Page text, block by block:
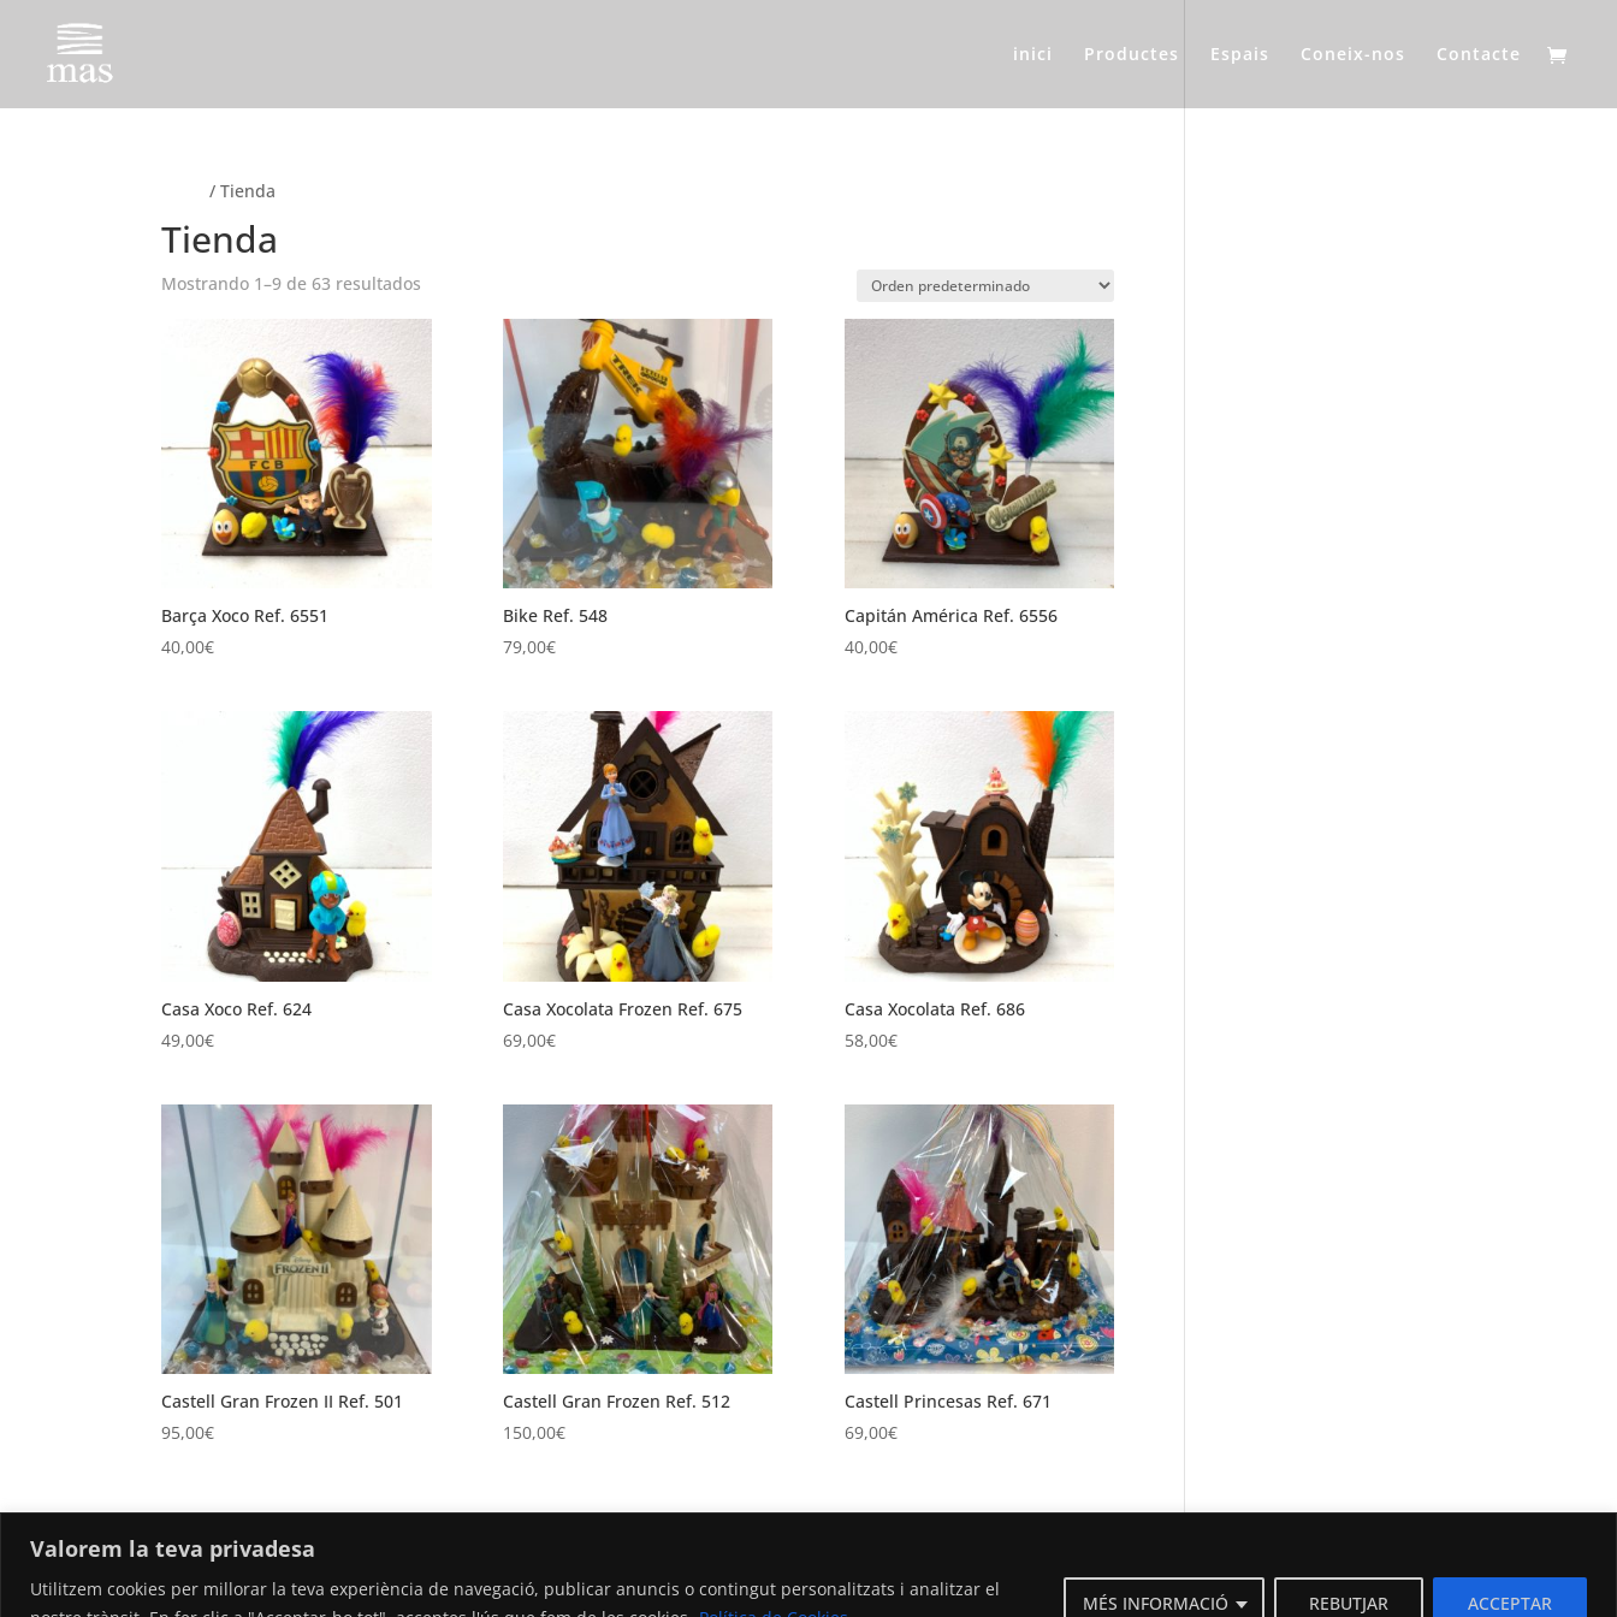
Valorem la teva privadesa
Utilitzem cookies per millorar la teva experiència de navegació, publicar anuncis o contingut personalitzats i analitzar el
MÉS INFORMACIÓ REBUTJAR ACCEPTAR
inici Productes Espais Coneix-nos Contacte
/ Tienda
Tienda
Mostrando 1–9 de 63 resultados
Barça Xoco Ref. 6551
40,00€
Bike Ref. 548
79,00€
Capitán América Ref. 6556
40,00€
Casa Xoco Ref. 624
49,00€
Casa Xocolata Frozen Ref. 675
69,00€
Casa Xocolata Ref. 686
58,00€
Castell Gran Frozen II Ref. 501
95,00€
Castell Gran Frozen Ref. 512
150,00€
Castell Princesas Ref. 671
69,00€